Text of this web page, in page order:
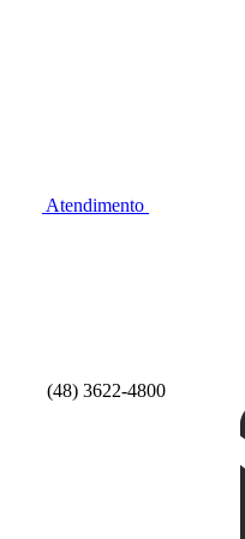
Atendimento
(48) 3622-4800